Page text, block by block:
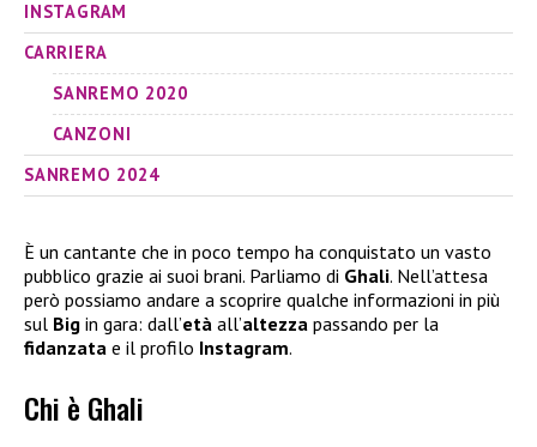
INSTAGRAM
CARRIERA
SANREMO 2020
CANZONI
SANREMO 2024
È un cantante che in poco tempo ha conquistato un vasto
pubblico grazie ai suoi brani. Parliamo di Ghali. Nell’attesa
però possiamo andare a scoprire qualche informazioni in più
sul Big in gara: dall’età all’altezza passando per la
fidanzata e il profilo Instagram.
Chi è Ghali